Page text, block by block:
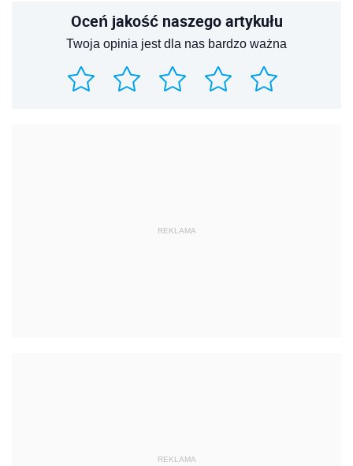
Oceń jakość naszego artykułu
Twoja opinia jest dla nas bardzo ważna
REKLAMA
REKLAMA